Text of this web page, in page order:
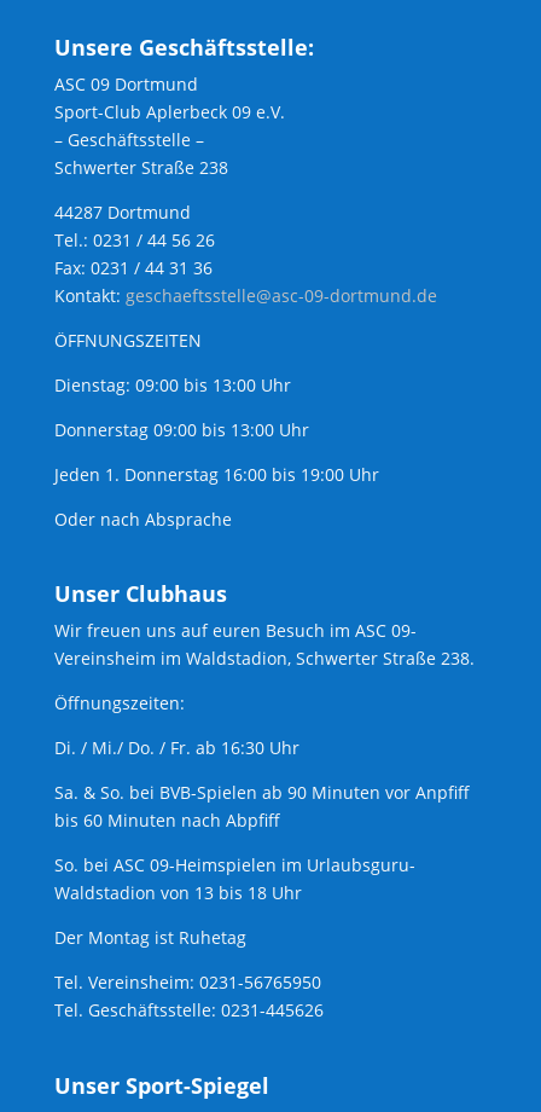
Unsere Geschäftsstelle:
ASC 09 Dortmund
Sport-Club Aplerbeck 09 e.V.
– Geschäftsstelle –
Schwerter Straße 238
44287 Dortmund
Tel.: 0231 / 44 56 26
Fax: 0231 / 44 31 36
Kontakt: geschaeftsstelle@asc-09-dortmund.de
ÖFFNUNGSZEITEN
Dienstag: 09:00 bis 13:00 Uhr
Donnerstag 09:00 bis 13:00 Uhr
Jeden 1. Donnerstag 16:00 bis 19:00 Uhr
Oder nach Absprache
Unser Clubhaus
Wir freuen uns auf euren Besuch im ASC 09-
Vereinsheim im Waldstadion, Schwerter Straße 238.
Öffnungszeiten:
Di. / Mi./ Do. / Fr. ab 16:30 Uhr
Sa. & So. bei BVB-Spielen ab 90 Minuten vor Anpfiff
bis 60 Minuten nach Abpfiff
So. bei ASC 09-Heimspielen im Urlaubsguru-
Waldstadion von 13 bis 18 Uhr
Der Montag ist Ruhetag
Tel. Vereinsheim: 0231-56765950
Tel. Geschäftsstelle: 0231-445626
Unser Sport-Spiegel